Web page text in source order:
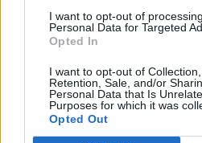
I want to opt-out of
Personal Data for Targeted
Opted In
I want to opt-out of Collection,
Retention, Sale, and/or
Personal Data that Is
Purposes for which it was
Opted Out